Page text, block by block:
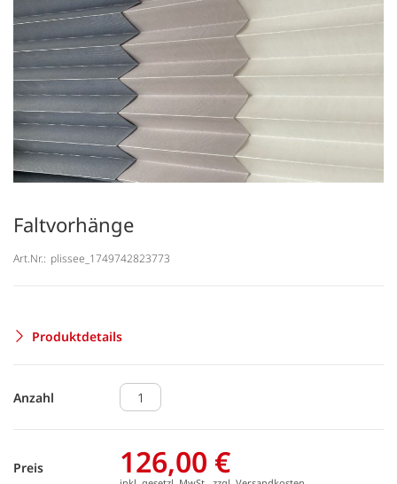
Faltvorhänge
Art.Nr.: plissee_1749742823773
Produktdetails
Anzahl
Preis 126,00 €